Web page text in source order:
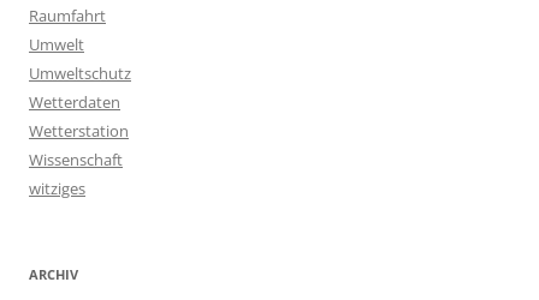
Raumfahrt
Umwelt
Umweltschutz
Wetterdaten
Wetterstation
Wissenschaft
witziges
ARCHIV